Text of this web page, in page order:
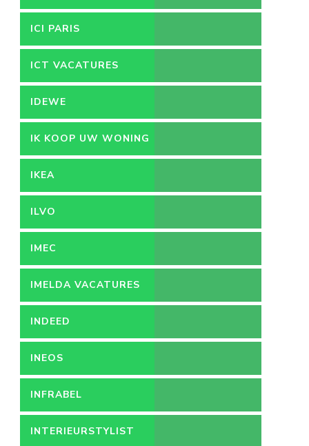
ICI PARIS
ICT VACATURES
IDEWE
IK KOOP UW WONING
IKEA
ILVO
IMEC
IMELDA VACATURES
INDEED
INEOS
INFRABEL
INTERIEURSTYLIST